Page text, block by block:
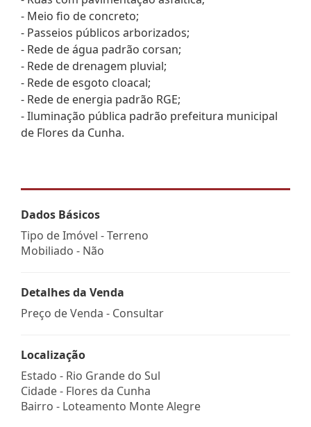
- Meio fio de concreto;
- Passeios públicos arborizados;
- Rede de água padrão corsan;
- Rede de drenagem pluvial;
- Rede de esgoto cloacal;
- Rede de energia padrão RGE;
- Iluminação pública padrão prefeitura municipal
de Flores da Cunha.
Dados Básicos
Tipo de Imóvel - Terreno
Mobiliado - Não
Detalhes da Venda
Preço de Venda - Consultar
Localização
Estado - Rio Grande do Sul
Cidade - Flores da Cunha
Bairro - Loteamento Monte Alegre